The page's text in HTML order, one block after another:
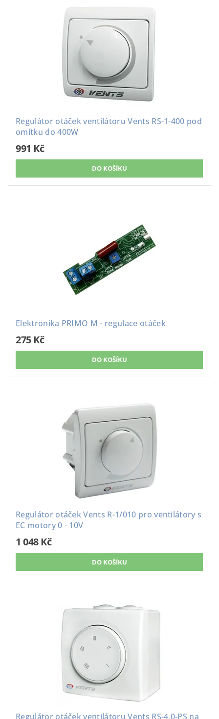
Regulátor otáček ventilátoru Vents RS-1-400 pod
omítku do 400W
991 Kč
Elektronika PRIMO M - regulace otáček
275 Kč
Regulátor otáček Vents R-1/010 pro ventilátory s
EC motory 0 - 10V
1 048 Kč
Regulátor otáček ventilátoru Vents RS-4.0-PS na